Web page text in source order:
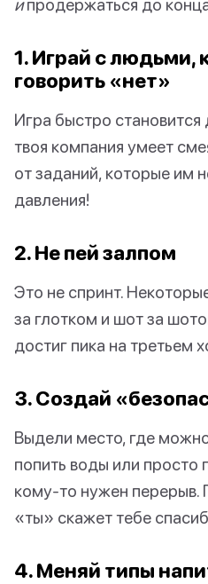
ипродержаться до
1. Играй с людьми,
говорить «нет»
Игра быстро становится
твоя компания умеет
от заданий, которые им
давления!
2. Не пей залпом
Это не спринт.
за глотком и шот за
достиг пика на третьем
3. Создай
Выдели место, где
попить воды или просто
кому-то нужен
«ты» скажет тебе
4. Меняй типы